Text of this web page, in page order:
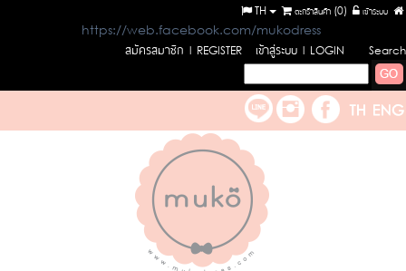
เข้าระบบ
ตะกร้าสินค้า (0)
TH
https://web.facebook.com/mukodress
สมัครสมาชิก l REGISTER เข้าสู่ระบบ l LOGIN Search